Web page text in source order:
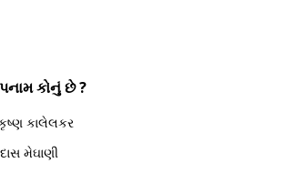
કોનું છે ?
કાલેલકર
મેઘાણી